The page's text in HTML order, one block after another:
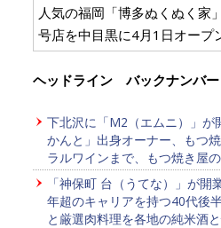
人気の福岡「博多ぬくぬく家
号店を中目黒に4月1日オープ
ヘッドライン バックナンバー
下北沢に「M2（エムニ）」が
かんと」出身オーナー、もつ
ラルワインまで、もつ焼き屋
「神保町 台（うてな）」が
年超のキャリアを持つ40代後
と厳選肉料理を各地の純米酒